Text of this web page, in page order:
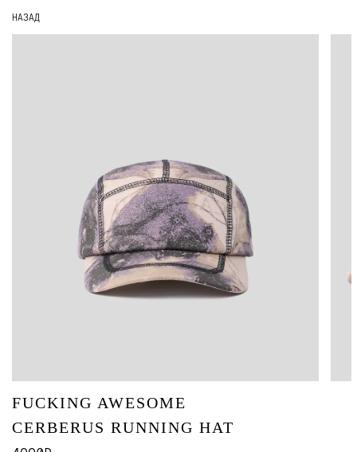
НАЗАД
FUCKING AWESOME
CERBERUS RUNNING HAT